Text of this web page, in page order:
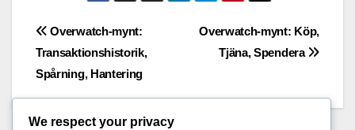
Post
navigation
Overwatch-mynt: Köp,
Tjäna, Spendera
Overwatch-mynt:
Transaktionshistorik,
Spårning, Hantering
We respect your privacy